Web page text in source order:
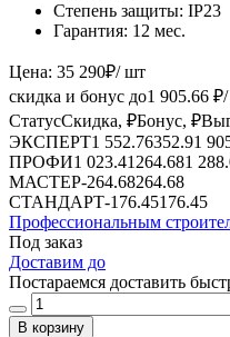
Степень защиты: IP23
Гарантия: 12 мес.
Цена: 35 290₽/ шт
скидка и бонус до1 905.66
СтатусСкидка, ₽Бонус, ₽
ЭКСПЕРТ1 552.76352.91
ПРОФИ1 023.41 264.681
МАСТЕР-264.68264.68
СТАНДАРТ-176.45176.45
Профессиональным
Под заказ
Доставим до
Постараемся доставить
В корзину